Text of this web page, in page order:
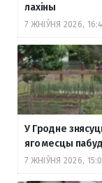
лахіны
7 ЖНІЎНЯ 2026,
У Гродне
яго месцы
7 ЖНІЎНЯ 2026,